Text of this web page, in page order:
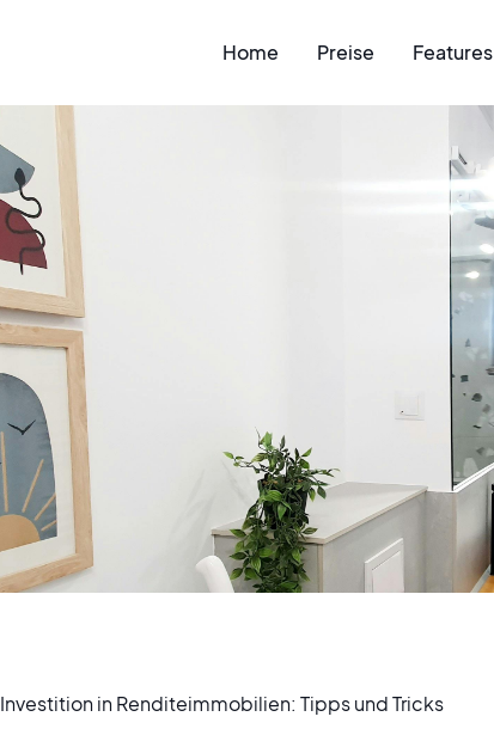
Home Preise Features
Investition in Renditeimmobilien: Tipps und Tricks